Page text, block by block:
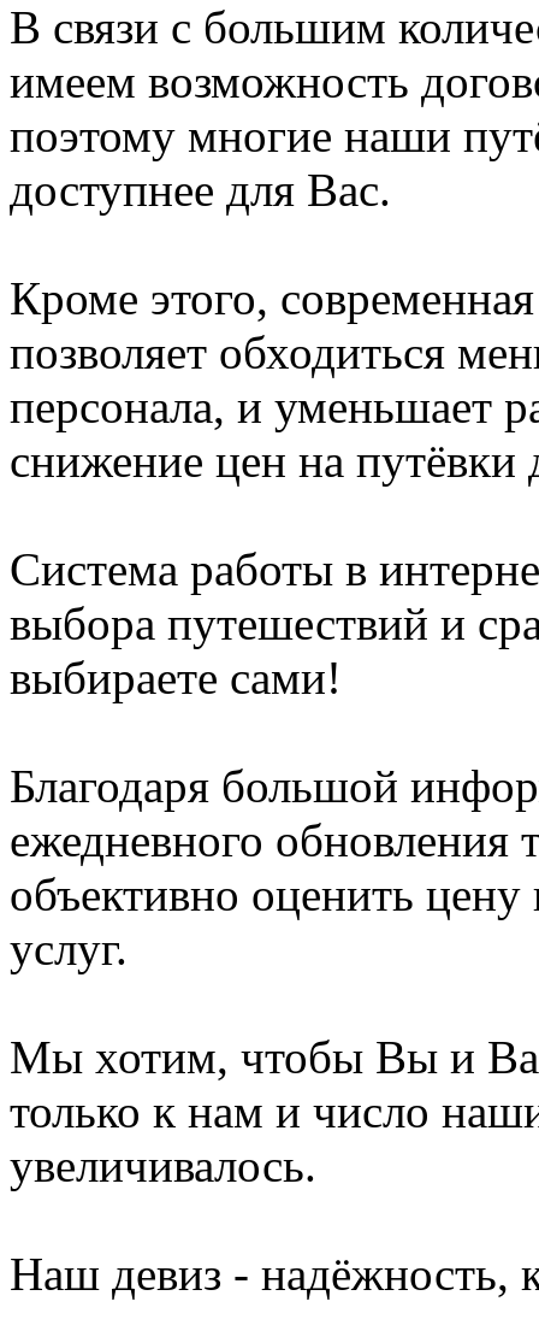
В связи с большим
имеем возможность
поэтому многие наши
доступнее для Вас.
Кроме этого,
позволяет обходиться
персонала, и уменьшает
снижение цен на путёвки
Система работы в
выбора путешествий и
выбираете сами!
Благодаря большой
ежедневного обновления
объективно оценить
услуг.
Мы хотим, чтобы Вы и
только к нам и число
увеличивалось.
Наш девиз - надёжность,